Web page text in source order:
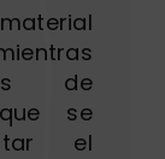
de
se
el